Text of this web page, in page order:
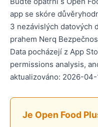
app se skóre
3 nezávislých datových
prahem Nerq
Data pocházejí z App
permissions analysis,
aktualizováno: 2026-04-
Je Open Food